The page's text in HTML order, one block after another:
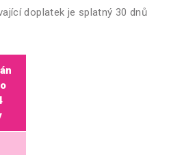
doplatek je splatný 30 dnů